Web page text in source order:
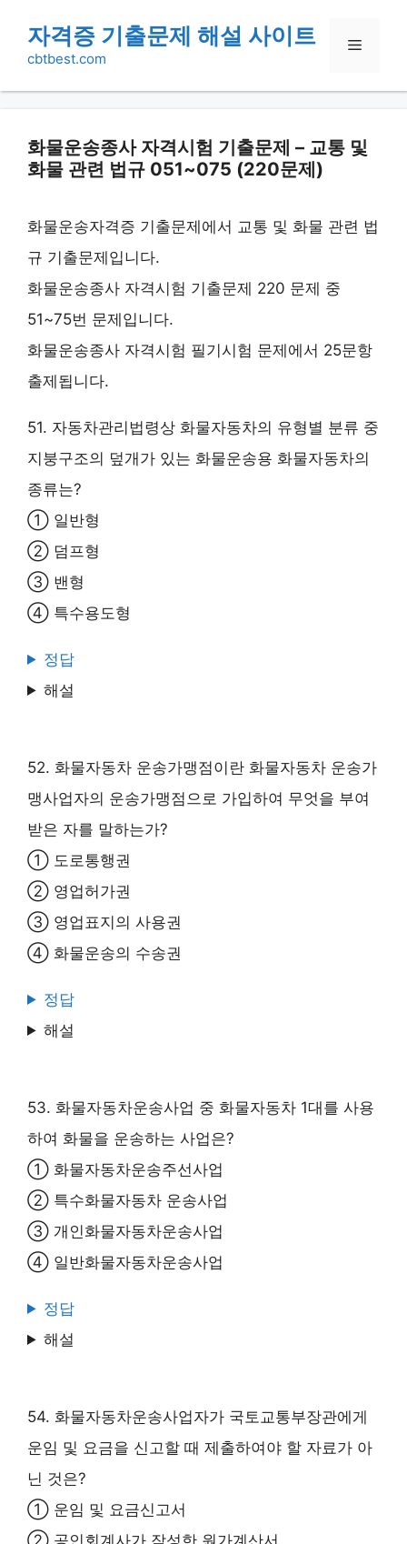
자격증 기출문제 해설 사이트
cbtbest.com
Menu
화물운송종사 자격시험 기출문제 – 교통 및
화물 관련 법규 051~075 (220문제)
화물운송자격증 기출문제에서 교통 및 화물 관련 법
규 기출문제입니다.
화물운송종사 자격시험 기출문제 220 문제 중
51~75번 문제입니다.
화물운송종사 자격시험 필기시험 문제에서 25문항
출제됩니다.
51. 자동차관리법령상 화물자동차의 유형별 분류 중
지붕구조의 덮개가 있는 화물운송용 화물자동차의
종류는?
① 일반형
② 덤프형
③ 밴형
④ 특수용도형
정답
해설
52. 화물자동차 운송가맹점이란 화물자동차 운송가
맹사업자의 운송가맹점으로 가입하여 무엇을 부여
받은 자를 말하는가?
① 도로통행권
② 영업허가권
③ 영업표지의 사용권
④ 화물운송의 수송권
정답
해설
53. 화물자동차운송사업 중 화물자동차 1대를 사용
하여 화물을 운송하는 사업은?
① 화물자동차운송주선사업
② 특수화물자동차 운송사업
③ 개인화물자동차운송사업
④ 일반화물자동차운송사업
정답
해설
54. 화물자동차운송사업자가 국토교통부장관에게
운임 및 요금을 신고할 때 제출하여야 할 자료가 아
닌 것은?
① 운임 및 요금신고서
② 공인회계사가 작성한 원가계산서